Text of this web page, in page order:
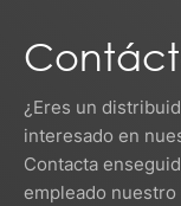
¿Eres un
interesado en
Contacta
empleado